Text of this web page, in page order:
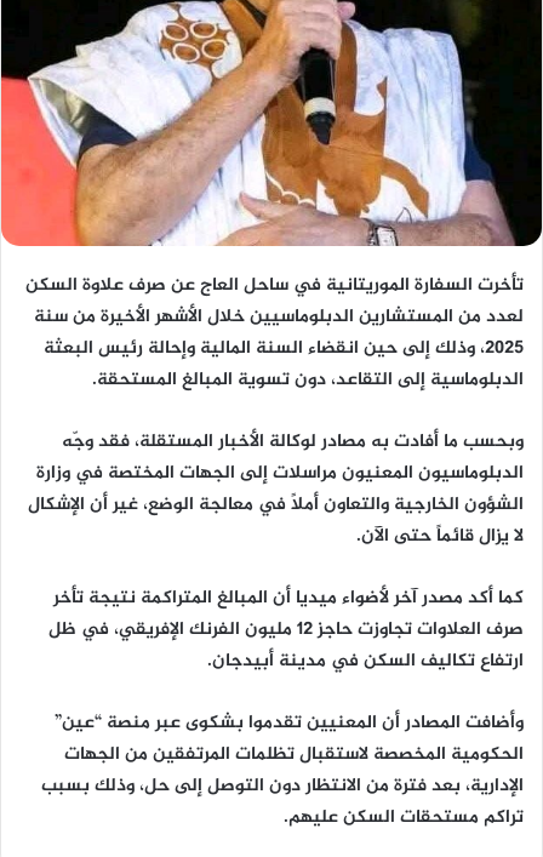
تأخرت السفارة الموريتانية في ساحل العاج عن صرف علاوة السكن
لعدد من المستشارين الدبلوماسيين خلال الأشهر الأخيرة من سنة
2025، وذلك إلى حين انقضاء السنة المالية وإحالة رئيس البعثة
الدبلوماسية إلى التقاعد، دون تسوية المبالغ المستحقة.
وبحسب ما أفادت به مصادر لوكالة الأخبار المستقلة، فقد وجّه
الدبلوماسيون المعنيون مراسلات إلى الجهات المختصة في وزارة
الشؤون الخارجية والتعاون أملاً في معالجة الوضع، غير أن الإشكال
لا يزال قائماً حتى الآن.
كما أكد مصدر آخر لأضواء ميديا أن المبالغ المتراكمة نتيجة تأخر
صرف العلاوات تجاوزت حاجز 12 مليون الفرنك الإفريقي، في ظل
ارتفاع تكاليف السكن في مدينة أبيدجان.
وأضافت المصادر أن المعنيين تقدموا بشكوى عبر منصة “عين”
الحكومية المخصصة لاستقبال تظلمات المرتفقين من الجهات
الإدارية، بعد فترة من الانتظار دون التوصل إلى حل، وذلك بسبب
تراكم مستحقات السكن عليهم.